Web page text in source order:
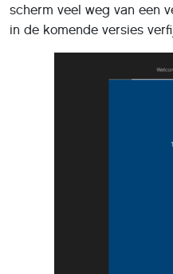
scherm veel weg van een
in de komende versies